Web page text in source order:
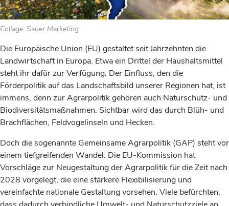
Collage: Sauer Marketing
Die Europäische Union (EU) gestaltet seit Jahrzehnten die
Landwirtschaft in Europa. Etwa ein Drittel der Haushaltsmittel
steht ihr dafür zur Verfügung. Der Einfluss, den die
Förderpolitik auf das Landschaftsbild unserer Regionen hat, ist
immens, denn zur Agrarpolitik gehören auch Naturschutz- und
Biodiversitätsmaßnahmen. Sichtbar wird das durch Blüh- und
Brachflächen, Feldvogelinseln und Hecken.
Doch die sogenannte Gemeinsame Agrarpolitik (GAP) steht vor
einem tiefgreifenden Wandel: Die EU-Kommission hat
Vorschläge zur Neugestaltung der Agrarpolitik für die Zeit nach
2028 vorgelegt, die eine stärkere Flexibilisierung und
vereinfachte nationale Gestaltung vorsehen. Viele befürchten,